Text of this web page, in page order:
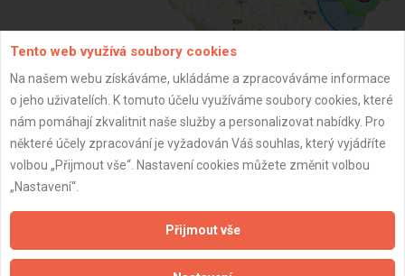
ZPĚT
Aktualizováno z portálu ARES dne 02.12.2024 11:45:07
Tento web využívá soubory cookies
Na našem webu získáváme, ukládáme a zpracováváme informace
o jeho uživatelích. K tomuto účelu využíváme soubory cookies, které
nám pomáhají zkvalitnit naše služby a personalizovat nabídky. Pro
některé účely zpracování je vyžadován Váš souhlas, který vyjádříte
volbou „Přijmout vše“. Nastavení cookies můžete změnit volbou
„Nastavení“.
Přijmout vše